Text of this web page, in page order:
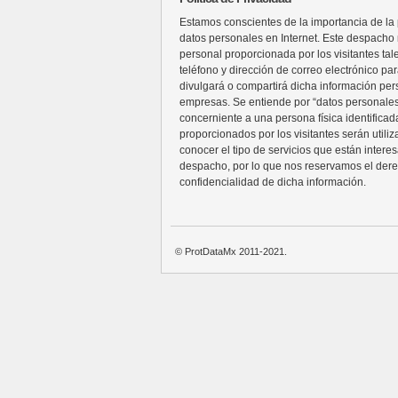
Estamos conscientes de la importancia de
datos personales en Internet. Este
personal proporcionada por los visitantes
teléfono y dirección de correo electrónico
divulgará o compartirá dicha información
empresas. Se entiende por “datos
concerniente a una persona física
proporcionados por los visitantes serán
conocer el tipo de servicios que están
despacho, por lo que nos reservamos el
confidencialidad de dicha información.
© ProtDataMx 2011-2021.